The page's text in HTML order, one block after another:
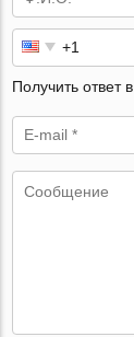
Получить ответ в